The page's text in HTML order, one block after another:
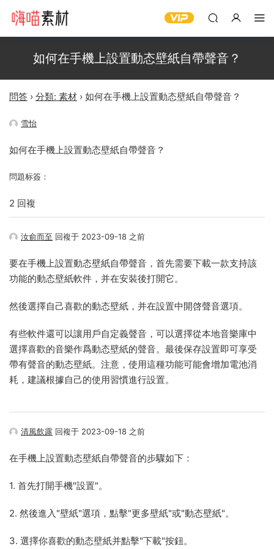
如何在手機上設置動态壁紙自帶聲音？
問答 › 分類: 素材 › 如何在手機上設置動态壁紙自帶聲音？
雪怡
如何在手機上設置動态壁紙自帶聲音？
問題标簽：
2 回複
汝俞而至 回複于 2023-09-18 之前
要在手機上設置動态壁紙自帶聲音，首先需要下載一款支持該
功能的動态壁紙軟件，并在安裝後打開它。
然後選擇自己喜歡的動态壁紙，并在設置中開啓聲音選項。
有些軟件還可以讓用戶自定義聲音，可以選擇從本地音樂庫中
選擇喜歡的音樂作爲動态壁紙的聲音。最後保存設置即可享受
帶有聲音的動态壁紙。注意，使用這種功能可能會增加電池消
耗，建議根據自己的使用習慣進行設置。
清風飲露 回複于 2023-09-18 之前
在手機上設置動态壁紙自帶聲音的步驟如下：
1. 首先打開手機"設置"。
2. 然後進入"壁紙"選項，點擊"更多壁紙"或"動态壁紙"。
3. 選擇你喜歡的動态壁紙并點擊"下載"按鈕。